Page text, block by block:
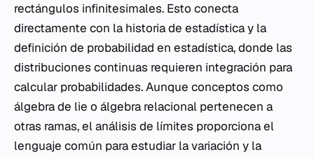
rectángulos infinitesimales. Esto conecta
directamente con la historia de estadística y la
definición de probabilidad en estadística, donde las
distribuciones continuas requieren integración para
calcular probabilidades. Aunque conceptos como
álgebra de lie o álgebra relacional pertenecen a
otras ramas, el análisis de límites proporciona el
lenguaje común para estudiar la variación y la